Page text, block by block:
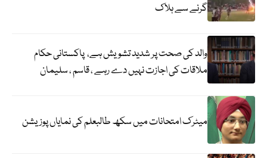
گرنے سے ہلاک
والد کی صحت پر شدید تشویش ہے، پاکستانی حکام
ملاقات کی اجازت نہیں دے رہے ، قاسم ، سلیمان
میٹرک امتحانات میں سکھ طالبعلم کی نمایاں پوزیشن